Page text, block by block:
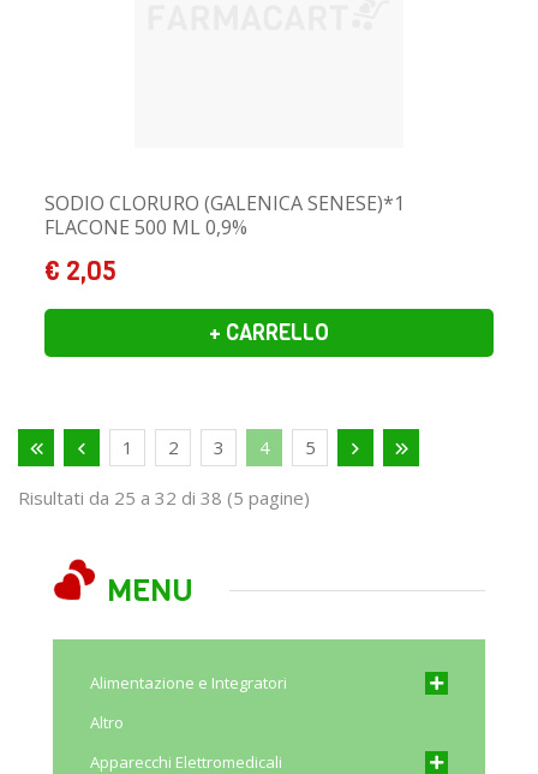
SODIO CLORURO (GALENICA SENESE)*1
FLACONE 500 ML 0,9%
€ 2,05
+ CARRELLO
1 2 3 4 5
Risultati da 25 a 32 di 38 (5 pagine)
MENU
Alimentazione e Integratori
Altro
Apparecchi Elettromedicali